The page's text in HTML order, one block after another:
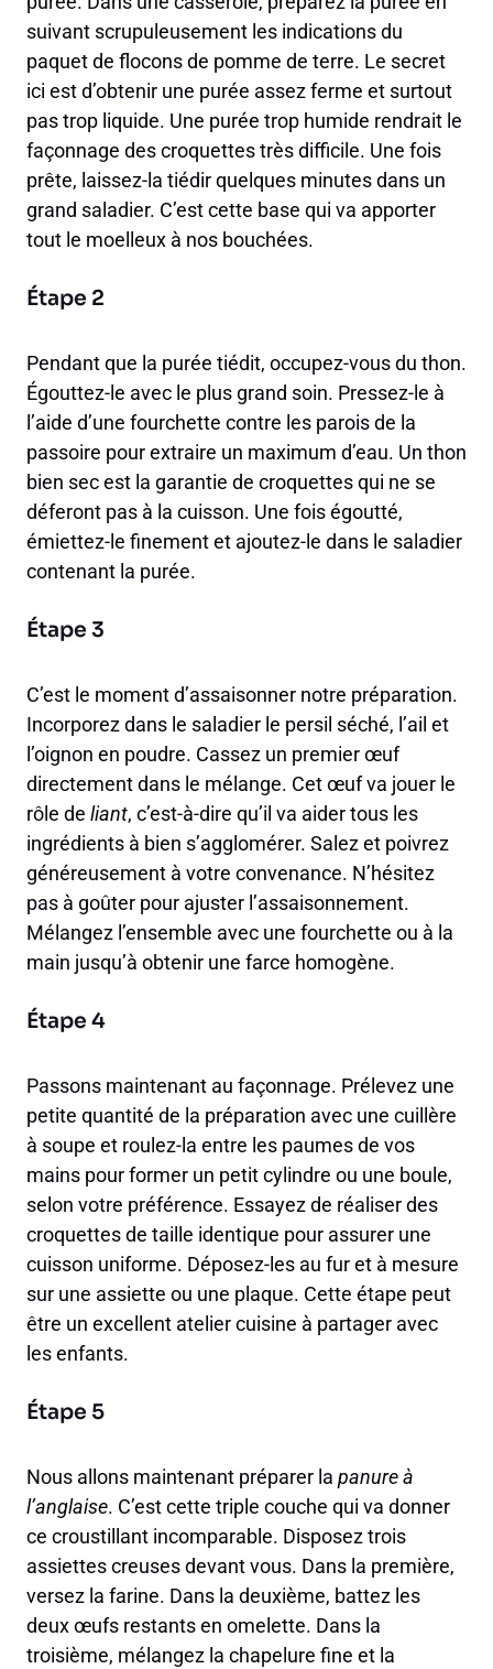
suivant scrupuleusement les indications du
paquet de flocons de pomme de terre. Le secret
ici est d’obtenir une purée assez ferme et surtout
pas trop liquide. Une purée trop humide rendrait le
façonnage des croquettes très difficile. Une fois
prête, laissez-la tiédir quelques minutes dans un
grand saladier. C’est cette base qui va apporter
tout le moelleux à nos bouchées.
Étape 2
Pendant que la purée tiédit, occupez-vous du thon.
Égouttez-le avec le plus grand soin. Pressez-le à
l’aide d’une fourchette contre les parois de la
passoire pour extraire un maximum d’eau. Un thon
bien sec est la garantie de croquettes qui ne se
déferont pas à la cuisson. Une fois égoutté,
émiettez-le finement et ajoutez-le dans le saladier
contenant la purée.
Étape 3
C’est le moment d’assaisonner notre préparation.
Incorporez dans le saladier le persil séché, l’ail et
l’oignon en poudre. Cassez un premier œuf
directement dans le mélange. Cet œuf va jouer le
rôle de liant, c’est-à-dire qu’il va aider tous les
ingrédients à bien s’agglomérer. Salez et poivrez
généreusement à votre convenance. N’hésitez
pas à goûter pour ajuster l’assaisonnement.
Mélangez l’ensemble avec une fourchette ou à la
main jusqu’à obtenir une farce homogène.
Étape 4
Passons maintenant au façonnage. Prélevez une
petite quantité de la préparation avec une cuillère
à soupe et roulez-la entre les paumes de vos
mains pour former un petit cylindre ou une boule,
selon votre préférence. Essayez de réaliser des
croquettes de taille identique pour assurer une
cuisson uniforme. Déposez-les au fur et à mesure
sur une assiette ou une plaque. Cette étape peut
être un excellent atelier cuisine à partager avec
les enfants.
Étape 5
Nous allons maintenant préparer la panure à
l’anglaise. C’est cette triple couche qui va donner
ce croustillant incomparable. Disposez trois
assiettes creuses devant vous. Dans la première,
versez la farine. Dans la deuxième, battez les
deux œufs restants en omelette. Dans la
troisième, mélangez la chapelure fine et la